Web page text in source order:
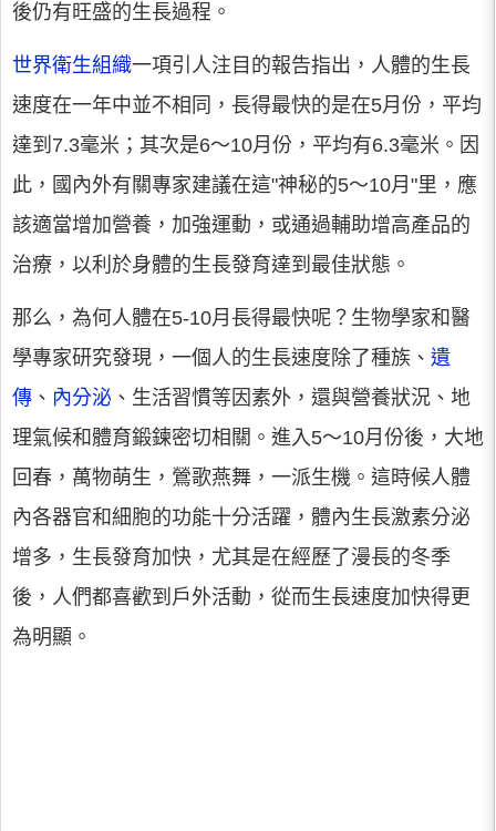
後仍有旺盛的生長過程。
世界衛生組織一項引人注目的報告指出，人體的生長
速度在一年中並不相同，長得最快的是在5月份，平均
達到7.3毫米；其次是6～10月份，平均有6.3毫米。因
此，國內外有關專家建議在這"神秘的5～10月"里，應
該適當增加營養，加強運動，或通過輔助增高產品的
治療，以利於身體的生長發育達到最佳狀態。
那么，為何人體在5-10月長得最快呢？生物學家和醫
學專家研究發現，一個人的生長速度除了種族、 遺
傳 、 內分泌 、生活習慣等因素外，還與營養狀況、地
理氣候和體育鍛鍊密切相關。進入5～10月份後，大地
回春，萬物萌生，鶯歌燕舞，一派生機。這時候人體
內各器官和細胞的功能十分活躍，體內生長激素分泌
增多，生長發育加快，尤其是在經歷了漫長的冬季
後，人們都喜歡到戶外活動，從而生長速度加快得更
為明顯。